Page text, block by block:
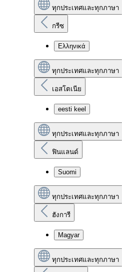
ทุกประเทศและทุกภาษา
กรีซ
Ελληνικά
ทุกประเทศและทุกภาษา
เอสโตเนีย
eesti keel
ทุกประเทศและทุกภาษา
ฟินแลนด์
Suomi
ทุกประเทศและทุกภาษา
ฮังการี
Magyar
ทุกประเทศและทุกภาษา